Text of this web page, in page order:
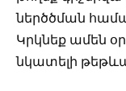
ներծծման
Կրկնեք ամեն
նկատելի